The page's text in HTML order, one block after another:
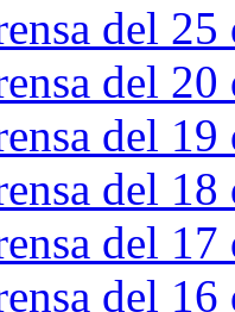
del
del
del
del
del
del